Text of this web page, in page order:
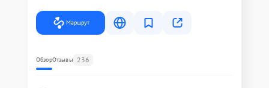
Маршрут
ОбзорОтзывы 236